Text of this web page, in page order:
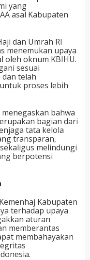
yang
asal Kabupaten
dan Umrah RI
menemukan upaya
oleh oknum KBIHU.
sesuai
telah
proses lebih
bahwa
bagian dari
tata kelola
transparan,
melindungi
berpotensi
Kabupaten
terhadap upaya
aturan
memberantas
membahayakan